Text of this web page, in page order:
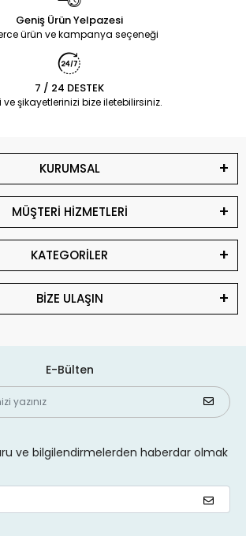
Geniş Ürün Yelpazesi
ürün ve kampanya seçeneği
7 / 24 DESTEK
ve şikayetlerinizi bize iletebilirsiniz.
KURUMSAL
MÜŞTERİ HİZMETLERİ
KATEGORİLER
BİZE ULAŞIN
E-Bülten
ve bilgilendirmelerden haberdar olmak